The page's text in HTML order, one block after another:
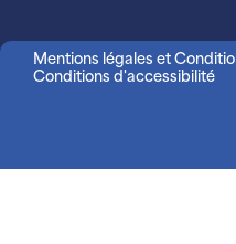
Mentions légales et
Conditions d'accessibilité